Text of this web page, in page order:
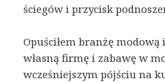
ściegów i przycisk
Opuściłem branżę modową
własną firmę i zabawę w
wcześniejszym pójściu na